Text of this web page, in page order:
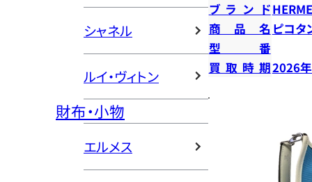
シャネル
ルイ・ヴィトン
財布・小物
エルメス
ブランド
商品名 ピコタ
型番
買取時期2026